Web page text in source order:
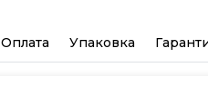
Оплата Упаковка